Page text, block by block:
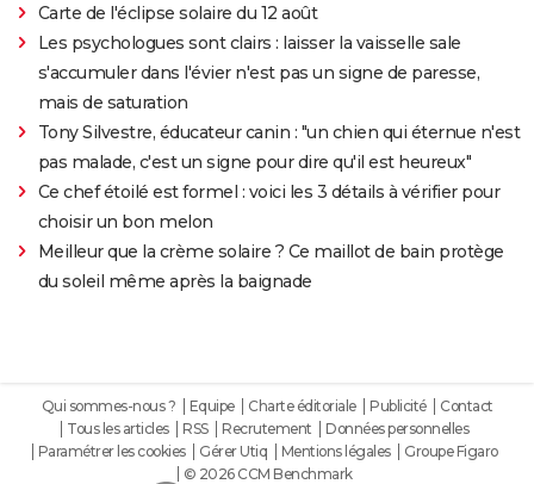
Carte de l'éclipse solaire du 12 août
Les psychologues sont clairs : laisser la vaisselle sale
s'accumuler dans l'évier n'est pas un signe de paresse,
mais de saturation
Tony Silvestre, éducateur canin : "un chien qui éternue n'est
pas malade, c'est un signe pour dire qu'il est heureux"
Ce chef étoilé est formel : voici les 3 détails à vérifier pour
choisir un bon melon
Meilleur que la crème solaire ? Ce maillot de bain protège
du soleil même après la baignade
Qui sommes-nous ? Equipe Charte éditoriale Publicité
Contact
Tous les articles
RSS Recrutement
Données personnelles
Paramétrer les cookies
Gérer Utiq Mentions légales
Groupe Figaro
© 2026 CCM Benchmark